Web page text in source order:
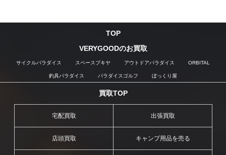
TOP
VERYGOODのお買取
サイクルパラダイス スペースブキヤ アウトドアパラダイス ORBITAL
釣具パラダイス パラダイスゴルフ ぼっくり屋
買取TOP
宅配買取 出張買取
店頭買取 キャンプ用品を売る